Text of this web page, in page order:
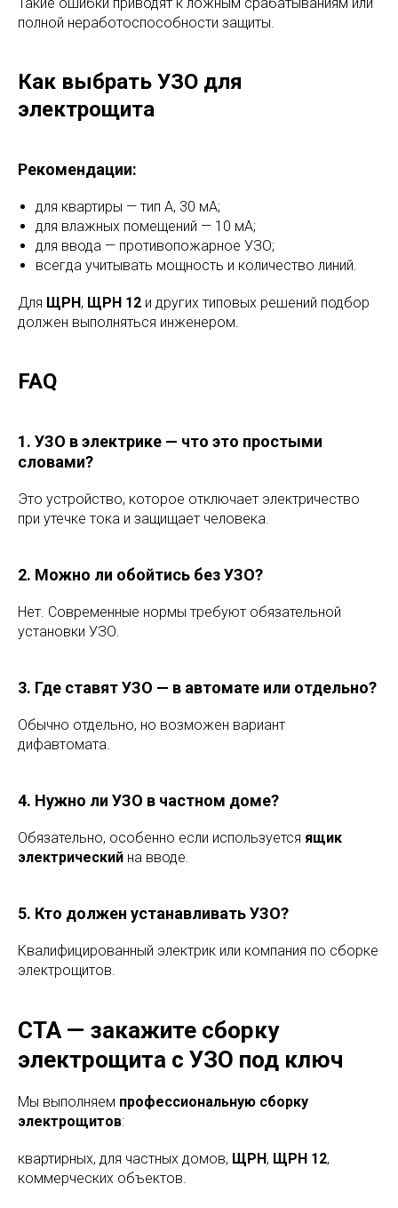
полной неработоспособности защиты.
Как выбрать УЗО для
электрощита
Рекомендации:
для квартиры — тип A, 30 мА;
для влажных помещений — 10 мА;
для ввода — противопожарное УЗО;
всегда учитывать мощность и количество линий.
Для ЩРН, ЩРН 12 и других типовых решений подбор
должен выполняться инженером.
FAQ
1. УЗО в электрике — что это простыми
словами?
Это устройство, которое отключает электричество
при утечке тока и защищает человека.
2. Можно ли обойтись без УЗО?
Нет. Современные нормы требуют обязательной
установки УЗО.
3. Где ставят УЗО — в автомате или отдельно?
Обычно отдельно, но возможен вариант
дифавтомата.
4. Нужно ли УЗО в частном доме?
Обязательно, особенно если используется ящик
электрический на вводе.
5. Кто должен устанавливать УЗО?
Квалифицированный электрик или компания по сборке
электрощитов.
CTA — закажите сборку
электрощита с УЗО под ключ
Мы выполняем профессиональную сборку
электрощитов:
квартирных, для частных домов, ЩРН, ЩРН 12,
коммерческих объектов.